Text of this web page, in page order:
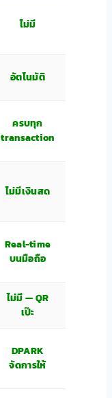
ไม่มี
อัตโนมัติ
ครบทุก
transaction
ไม่มีเงินสด
Real-time
บนมือถือ
ไม่มี — QR
เป๊ะ
DPARK
จัดการให้